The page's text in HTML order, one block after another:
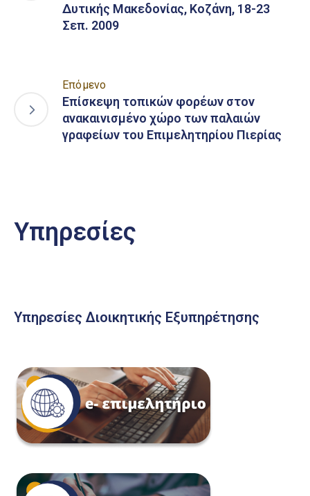
Δυτικής Μακεδονίας, Κοζάνη, 18-23
Σεπ. 2009
Επόμενο
Επίσκεψη τοπικών φορέων στον
ανακαινισμένο χώρο των παλαιών
γραφείων του Επιμελητηρίου Πιερίας
Υπηρεσίες
Υπηρεσίες Διοικητικής Εξυπηρέτησης